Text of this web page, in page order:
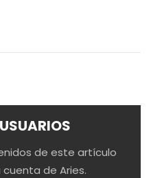
de este artículo
de Aries.